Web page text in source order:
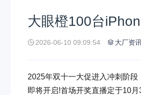
大眼橙100台
2026-06-10 09:09:54 大厂资
2025年双十一大促进入冲刺阶
即将开启!首场开奖直播定于10